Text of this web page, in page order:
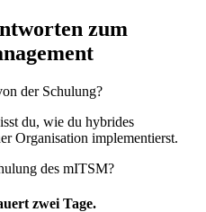
zum
der Schulung?
du, wie du hybrides
Organisation implementierst.
des mITSM?
zwei Tage.